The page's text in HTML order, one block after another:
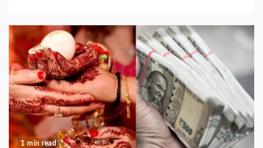
1 min read